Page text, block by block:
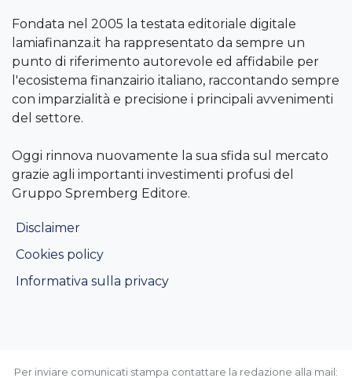
Fondata nel 2005 la testata editoriale digitale
lamiafinanza.it ha rappresentato da sempre un
punto di riferimento autorevole ed affidabile per
l'ecosistema finanzairio italiano, raccontando sempre
con imparzialità e precisione i principali avvenimenti
del settore.
Oggi rinnova nuovamente la sua sfida sul mercato
grazie agli importanti investimenti profusi del
Gruppo Spremberg Editore.
Disclaimer
Cookies policy
Informativa sulla privacy
Per inviare comunicati stampa contattare la redazione alla mail: